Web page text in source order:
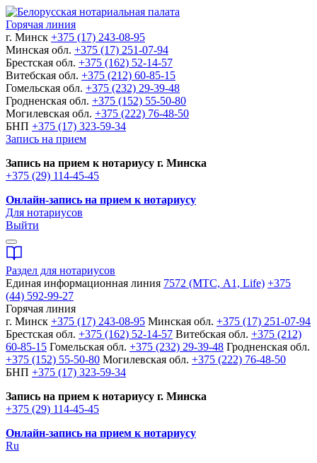
Горячая линия
г. Минск +375 (17) 243-08-95
Минская обл. +375 (17) 251-07-94
Брестская обл. +375 (162) 52-14-57
Витебская обл. +375 (212) 60-85-15
Гомельская обл. +375 (232) 29-39-48
Гродненская обл. +375 (152) 55-50-80
Могилевская обл. +375 (222) 76-48-50
БНП +375 (17) 323-59-34
Запись на прием
Запись на прием к нотариусу г. Минска
+375 (29) 114-45-45
Онлайн-запись на прием к нотариусу
Для нотариусов
Выйти
Раздел для нотариусов
Единая информационная линия 7572 (МТС, A1, Life) +375
(44) 592-99-27
Горячая линия
г. Минск +375 (17) 243-08-95 Минская обл. +375 (17) 251-07-94
Брестская обл. +375 (162) 52-14-57 Витебская обл. +375 (212)
60-85-15 Гомельская обл. +375 (232) 29-39-48 Гродненская обл.
+375 (152) 55-50-80 Могилевская обл. +375 (222) 76-48-50
БНП +375 (17) 323-59-34
Запись на прием к нотариусу г. Минска
+375 (29) 114-45-45
Онлайн-запись на прием к нотариусу
Ru